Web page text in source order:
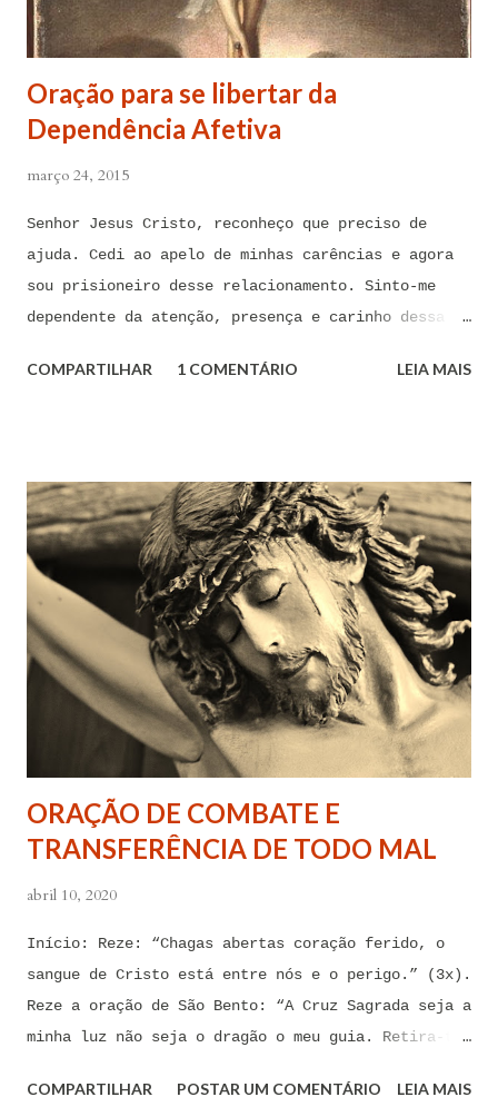
Oração para se libertar da
Dependência Afetiva
março 24, 2015
Senhor Jesus Cristo, reconheço que preciso de
ajuda. Cedi ao apelo de minhas carências e agora
sou prisioneiro desse relacionamento. Sinto-me
dependente da atenção, presença e carinho dessa
para me libertar da influência dessas tentações. A
tentação me venceu. E confesso a minha culpa por
ter cedido às suas insinuações me deixando
envolver. Mas, neste momento, eu me agarro com
todas as minhas forças ao poder de Tua Santa Cruz.
Jesus, eu suplico que o Senhor ordene a todas as
forças espirituais malignas que me amarram e
atormentam por meio desses sentimentos para que se
afastem de mim juntamente com todas as suas
tentações. Senhor Jesus, a partir de agora eu não
de impotência, de apego, de escravidão
sentimental, de devassidão, de adultério, de
COMPARTILHAR 1 COMENTÁRIO LEIA MAIS
ORAÇÃO DE COMBATE E
TRANSFERÊNCIA DE TODO MAL
abril 10, 2020
Início: Reze: “Chagas abertas coração ferido, o
sangue de Cristo está entre nós e o perigo.” (3x).
Reze a oração de São Bento: “A Cruz Sagrada seja a
minha luz não seja o dragão o meu guia. Retira-te
COMPARTILHAR POSTAR UM COMENTÁRIO LEIA MAIS